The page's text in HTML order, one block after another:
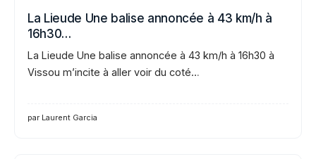
La Lieude Une balise annoncée à 43 km/h à
16h30…
La Lieude Une balise annoncée à 43 km/h à 16h30 à
Vissou m’incite à aller voir du coté…
par Laurent Garcia